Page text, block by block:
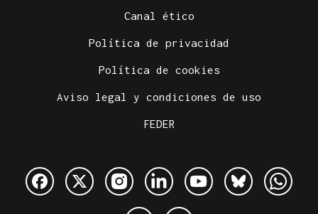
Canal ético
Política de privacidad
Política de cookies
Aviso legal y condiciones de uso
FEDER